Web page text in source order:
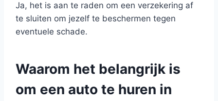
Ja, het is aan te raden om een verzekering af
te sluiten om jezelf te beschermen tegen
eventuele schade.
Waarom het belangrijk is
om een auto te huren in